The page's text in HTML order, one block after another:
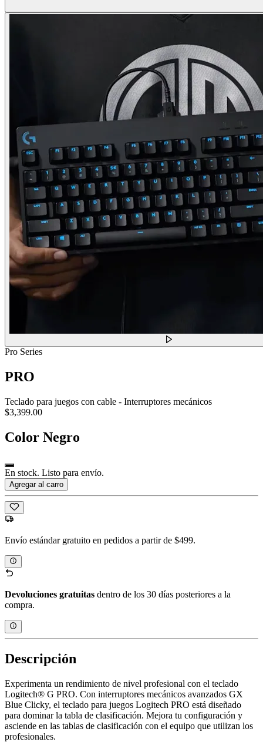
Pro Series
PRO
Teclado para juegos con cable - Interruptores mecánicos
$3,399.00
Color Negro
En stock. Listo para envío.
Agregar al carro
Envío estándar gratuito en pedidos a partir de $499.
Devoluciones gratuitas dentro de los 30 días posteriores a la
compra.
Descripción
Experimenta un rendimiento de nivel profesional con el teclado
Logitech® G PRO. Con interruptores mecánicos avanzados GX
Blue Clicky, el teclado para juegos Logitech PRO está diseñado
para dominar la tabla de clasificación. Mejora tu configuración y
asciende en las tablas de clasificación con el equipo que utilizan los
profesionales.